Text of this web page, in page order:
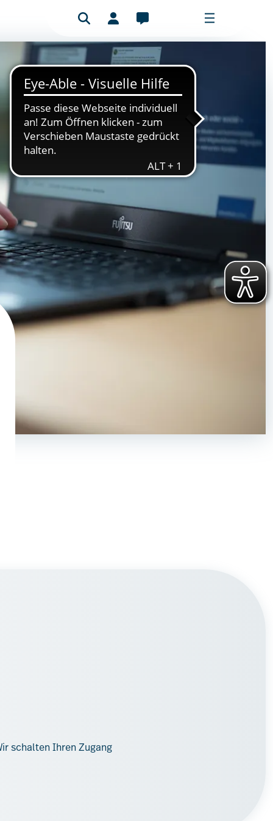
Benutzeranmeldung
Mitgliederbereich
Bitte füllen Sie das Formular aus, um
sich anzumelden.
E-Mail-Adresse
Passwort
Haben Sie ihr Passwort vergessen?
Klicken Sie hier, um ein neues zu
vergeben.
Leistungen
schalten Ihren Zugang